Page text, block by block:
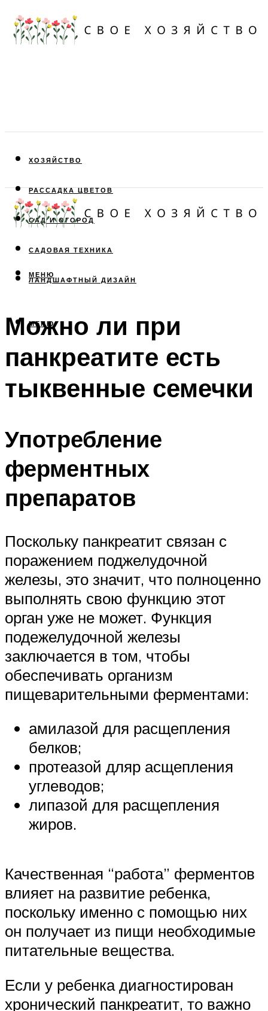
ХОЗЯЙСТВО
РАССАДКА ЦВЕТОВ
САД И ОГОРОД
САДОВАЯ ТЕХНИКА
ЛАНДШАФТНЫЙ ДИЗАЙН
МЕНЮ
МЕНЮ
Можно ли при
панкреатите есть
тыквенные семечки
Употребление
ферментных
препаратов
Поскольку панкреатит связан с
поражением поджелудочной
железы, это значит, что полноценно
выполнять свою функцию этот
орган уже не может. Функция
подежелудочной железы
заключается в том, чтобы
обеспечивать организм
пищеварительными ферментами:
амилазой для расщепления
белков;
протеазой дляр асщепления
углеводов;
липазой для расщепления
жиров.
Качественная “работа” ферментов
влияет на развитие ребенка,
поскольку именно с помощью них
он получает из пищи необходимые
питательные вещества.
Если у ребенка диагностирован
хронический панкреатит, то важно